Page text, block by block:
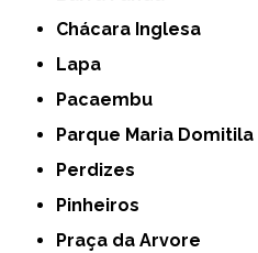
Chácara Inglesa
Lapa
Pacaembu
Parque Maria Domitila
Perdizes
Pinheiros
Praça da Arvore